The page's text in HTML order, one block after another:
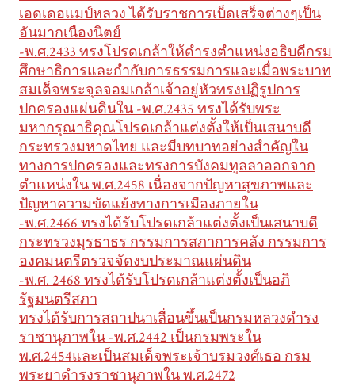
เอดเดอแมป์หลวง ได้รับราชการเบ็ดเสร็จต่างๆเป็น
อันมากเนืองนิตย์
-พ.ศ.2433 ทรงโปรดเกล้าให้ดำรงตำแหน่งอธิบดีกรม
ศึกษาธิการและกำกับการธรรมการและเมื่อพระบาท
สมเด็จพระจุลจอมเกล้าเจ้าอยู่หัวทรงปฏิรูปการ
ปกครองแผ่นดินใน -พ.ศ.2435 ทรงได้รับพระ
มหากรุณาธิคุณโปรดเกล้าแต่งตั้งให้เป็นเสนาบดี
กระทรวงมหาดไทย และมีบทบาทอย่างสำคัญใน
ทางการปกครองและทรงการบังคมทูลลาออกจาก
ตำแหน่งใน พ.ศ.2458 เนื่องจากปัญหาสุขภาพและ
ปัญหาความขัดแย้งทางการเมืองภายใน
-พ.ศ.2466 ทรงได้รับโปรดเกล้าแต่งตั้งเป็นเสนาบดี
กระทรวงมุรธาธร กรรมการสภาการคลัง กรรมการ
องคมนตรีตรวจจัดงบประมาณแผ่นดิน
-พ.ศ. 2468 ทรงได้รับโปรดเกล้าแต่งตั้งเป็นอภิ
รัฐมนตรีสภา
ทรงได้รับการสถาปนาเลื่อนขึ้นเป็นกรมหลวงดำรง
ราชานุภาพใน -พ.ศ.2442 เป็นกรมพระใน
พ.ศ.2454และเป็นสมเด็จพระเจ้าบรมวงศ์เธอ กรม
พระยาดำรงราชานุภาพใน พ.ศ.2472